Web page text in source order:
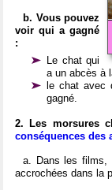
b. Vous pouvez
voir qui a gagné
:
Le chat qui
a un abcès à
le chat avec
gagné.
2. Les morsures
conséquences des
a. Dans les films,
accrochées dans la